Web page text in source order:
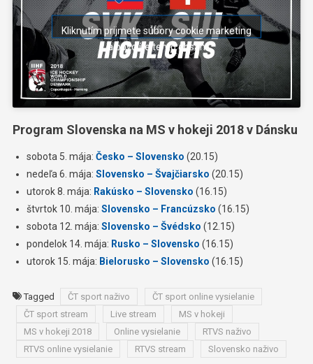
Kliknutím prijmete súbory cookie marketing
a povolíte tento obsah
Program Slovenska na MS v hokeji 2018 v Dánsku
sobota 5. mája: Česko – Slovensko (20.15)
nedeľa 6. mája: Slovensko – Švajčiarsko (20.15)
utorok 8. mája: Rakúsko – Slovensko (16.15)
štvrtok 10. mája: Slovensko – Francúzsko (16.15)
sobota 12. mája: Slovensko – Švédsko (12.15)
pondelok 14. mája: Rusko – Slovensko (16.15)
utorok 15. mája: Bielorusko – Slovensko (16.15)
Tagged ČT sport naživo
ČT sport online vysielanie
ČT sport stream
Live stream
MS v hokeji
MS v hokeji 2018
Online vysielanie
RTVS naživo
RTVS online vysielanie
RTVS stream Slovensko naživo